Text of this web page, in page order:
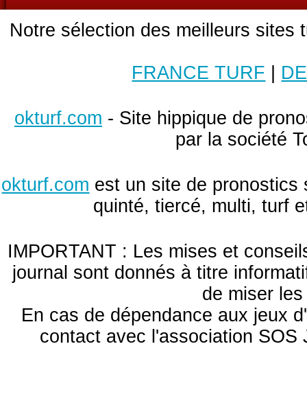
Notre sélection des meilleurs sites
FRANCE TURF
okturf.com - Site hippique de
par la société
okturf.com est un site de pronostics
quinté, tiercé, multi, turf
IMPORTANT : Les mises et
journal sont donnés à titre
de miser
En cas de dépendance aux jeux
contact avec l'association